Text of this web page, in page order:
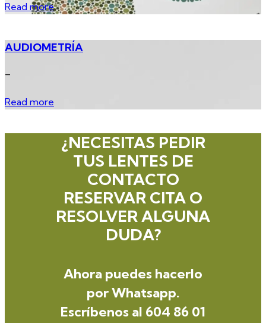
Read more
AUDIOMETRÍA
_
Read more
¿NECESITAS PEDIR
TUS LENTES DE
CONTACTO
RESERVAR CITA O
RESOLVER ALGUNA
DUDA?
Ahora puedes hacerlo
porWhatsapp.
Escríbenos al 604 86 01